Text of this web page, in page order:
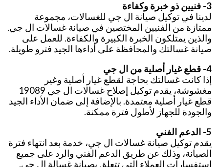
3- فنيين ذو خبرة وكفاءة
لدينا في توكيل صيانة ال جي للغسالات، مجموعة
ممتازة من الفنيين المختصين في صيانة غسالات ال جي.
والذين يمتلكون الخبرة الكبيرة والكفاءة. للعمل على
صيانة غسالتك والمحافظة على أداءها الجيد فترو طويلة.
4- قطع غيار أصلية من ال جي
إذا كانت غسالتك بحاجة لقطع غيار أصلية وغير
مغشوشة، يقدم توكيل إصلاح غسالات ال جي 19089
قطع غيار أصلية معتمدة. بالإضافة إلى ضمان الأداء الجيد
والجودة للجهاز لأطول فترة ممكنة.
5- الدعم الفني
يقدم توكيل صيانة غسالات ال جي، خدمة بعد انتهاء فترة
الصيانة، وذلك عن طريق الدعم الفني والرد على جميع
استفسارات العملاء التي تتعلق بصيانة غسالة ال جي.